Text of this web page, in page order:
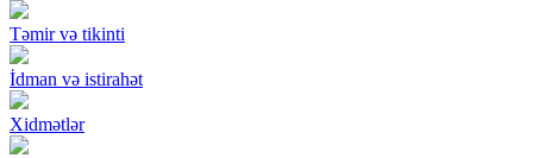
Təmir və tikinti
İdman və istirahət
Xidmətlər